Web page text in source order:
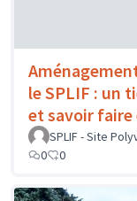
le SPLIF : un
et savoir faire
SPLIF - Site
0
0